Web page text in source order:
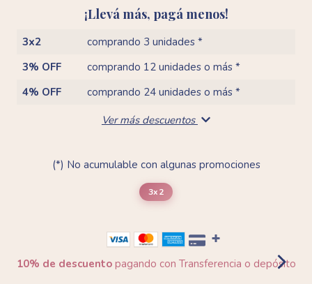
¡Llevá más, pagá menos!
3x2
comprando 3 unidades *
3% OFF
comprando 12 unidades o más *
4% OFF
comprando 24 unidades o más *
Ver más descuentos
(*) No acumulable con algunas promociones
3x2
10% de descuentopagando con Transferencia o depósito